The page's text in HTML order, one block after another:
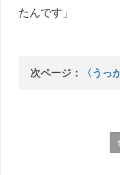
たんです」
次ページ： 〈う
1